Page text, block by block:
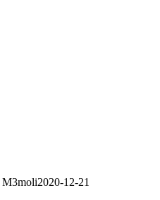
M3moli2020-12-21